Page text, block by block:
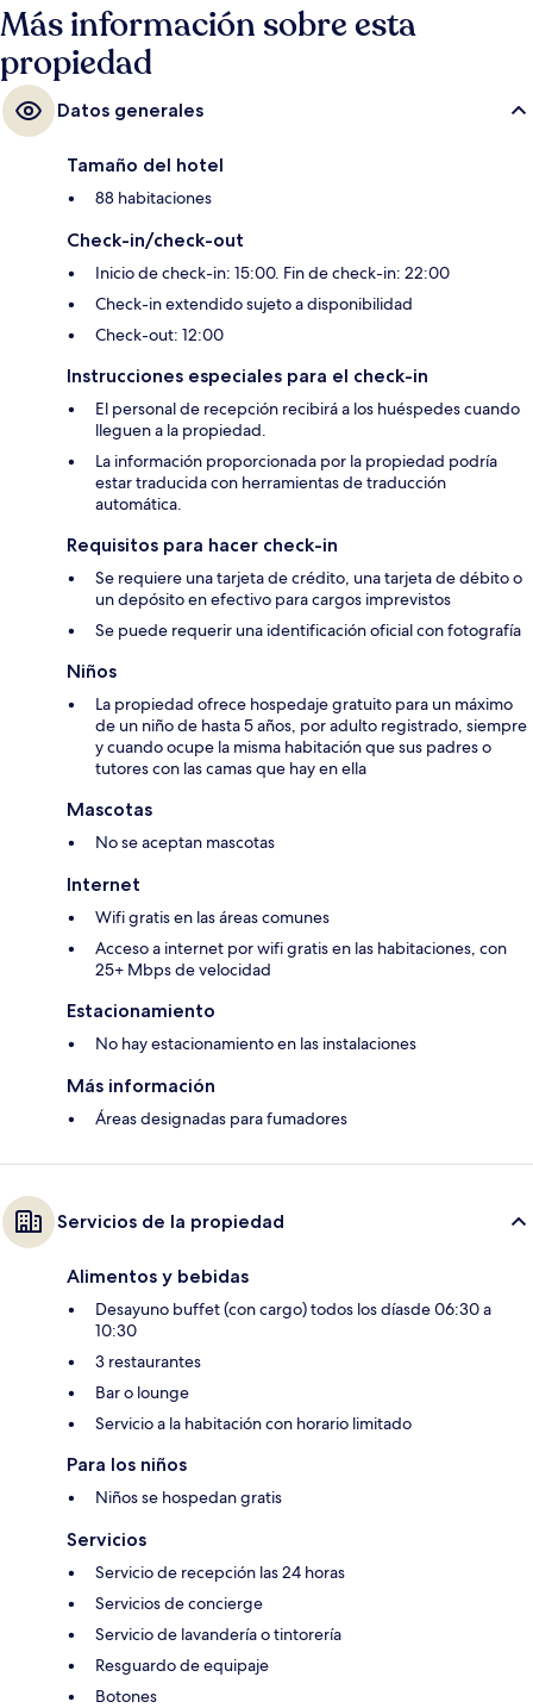
Más información sobre esta
propiedad
Datos generales
Tamaño del hotel
88 habitaciones
Check-in/check-out
Inicio de check-in: 15:00. Fin de check-in: 22:00
Check-in extendido sujeto a disponibilidad
Check-out: 12:00
Instrucciones especiales para el check-in
El personal de recepción recibirá a los huéspedes cuando
lleguen a la propiedad.
La información proporcionada por la propiedad podría
estar traducida con herramientas de traducción
automática.
Requisitos para hacer check-in
Se requiere una tarjeta de crédito, una tarjeta de débito o
un depósito en efectivo para cargos imprevistos
Se puede requerir una identificación oficial con fotografía
Niños
La propiedad ofrece hospedaje gratuito para un máximo
de un niño de hasta 5 años, por adulto registrado, siempre
y cuando ocupe la misma habitación que sus padres o
tutores con las camas que hay en ella
Mascotas
No se aceptan mascotas
Internet
Wifi gratis en las áreas comunes
Acceso a internet por wifi gratis en las habitaciones, con
25+ Mbps de velocidad
Estacionamiento
No hay estacionamiento en las instalaciones
Más información
Áreas designadas para fumadores
Servicios de la propiedad
Alimentos y bebidas
Desayuno buffet (con cargo) todos los díasde 06:30 a
10:30
3 restaurantes
Bar o lounge
Servicio a la habitación con horario limitado
Para los niños
Niños se hospedan gratis
Servicios
Servicio de recepción las 24 horas
Servicios de concierge
Servicio de lavandería o tintorería
Resguardo de equipaje
Botones